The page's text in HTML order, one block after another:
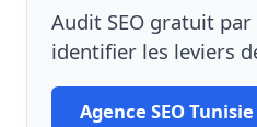
Audit SEO gratuit
identifier les leviers
Agence SEO